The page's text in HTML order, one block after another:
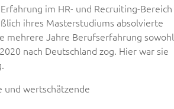
im HR- und Recruiting-Bereich
ihres Masterstudiums absolvierte
mehrere Jahre Berufserfahrung sowohl
nach Deutschland zog. Hier war sie
und wertschätzende